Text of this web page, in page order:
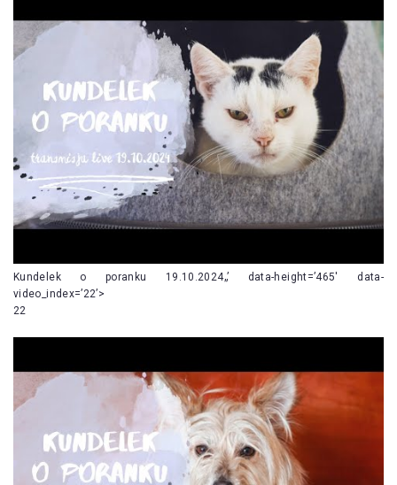
Kundelek o poranku 19.10.2024„’ data-height=’465′ data-
video_index=’22’>
22